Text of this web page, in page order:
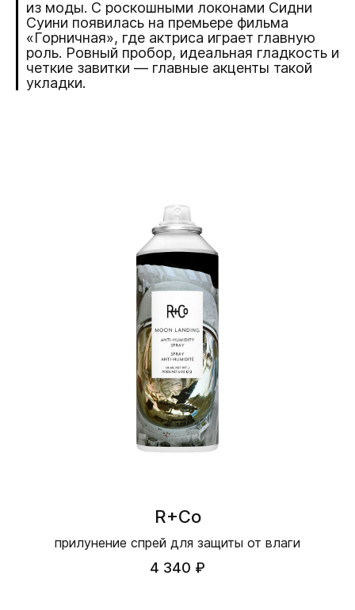
из моды. С роскошными локонами Сидни
Суини появилась на премьере фильма
«Горничная», где актриса играет главную
роль. Ровный пробор, идеальная гладкость и
четкие завитки — главные акценты такой
укладки.
R+Co
прилунение спрей для защиты от влаги
4 340 ₽